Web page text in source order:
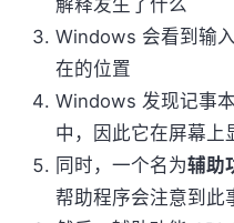
Windows 会看到输
在的位置
Windows 发现记事
中，因此它在屏幕上
同时，一个名为辅助
帮助程序会注意到此